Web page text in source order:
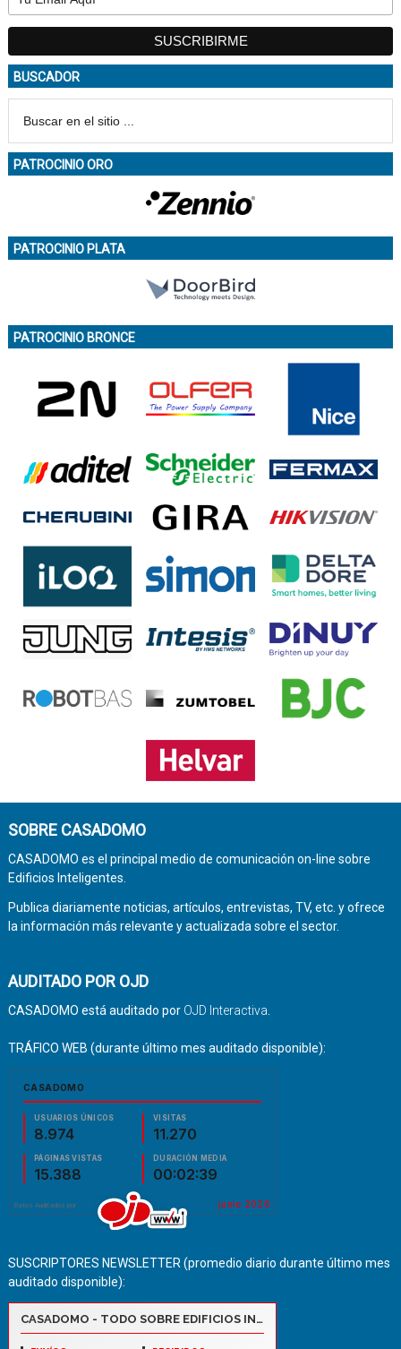
BUSCADOR
PATROCINIO ORO
PATROCINIO PLATA
PATROCINIO BRONCE
SOBRE CASADOMO
CASADOMO es el principal medio de comunicación on-line sobre
Edificios Inteligentes.
Publica diariamente noticias, artículos, entrevistas, TV, etc. y ofrece
la información más relevante y actualizada sobre el sector.
AUDITADO POR OJD
CASADOMO está auditado por OJD Interactiva.
TRÁFICO WEB (durante último mes auditado disponible):
SUSCRIPTORES NEWSLETTER (promedio diario durante último mes
auditado disponible):